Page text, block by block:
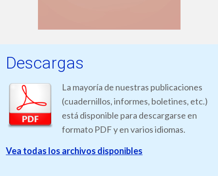
Descargas
La mayoría de nuestras publicaciones
(cuadernillos, informes, boletines, etc.)
está disponible para descargarse en
formato PDF y en varios idiomas.
Vea todas los archivos disponibles